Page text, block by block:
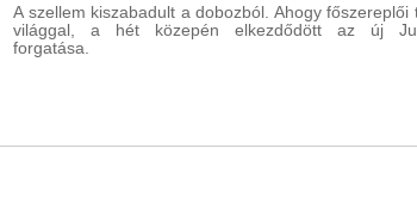
A szellem kiszabadult a dobozból. Ahogy főszereplői
világgal, a hét közepén elkezdődött az új
forgatása.